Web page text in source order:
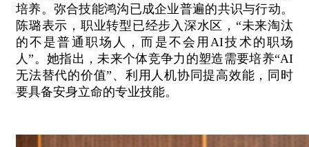
培养。弥合技能鸿沟已成企业普遍的共识与行动。
陈璐表示，职业转型已经步入深水区，“未来淘汰
的不是普通职场人，而是不会用AI技术的职场
人”。她指出，未来个体竞争力的塑造需要培养“AI
无法替代的价值”、利用人机协同提高效能，同时
要具备安身立命的专业技能。